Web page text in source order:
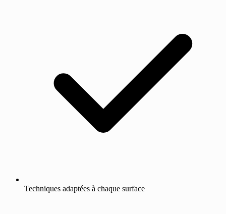
Techniques adaptées à chaque surface